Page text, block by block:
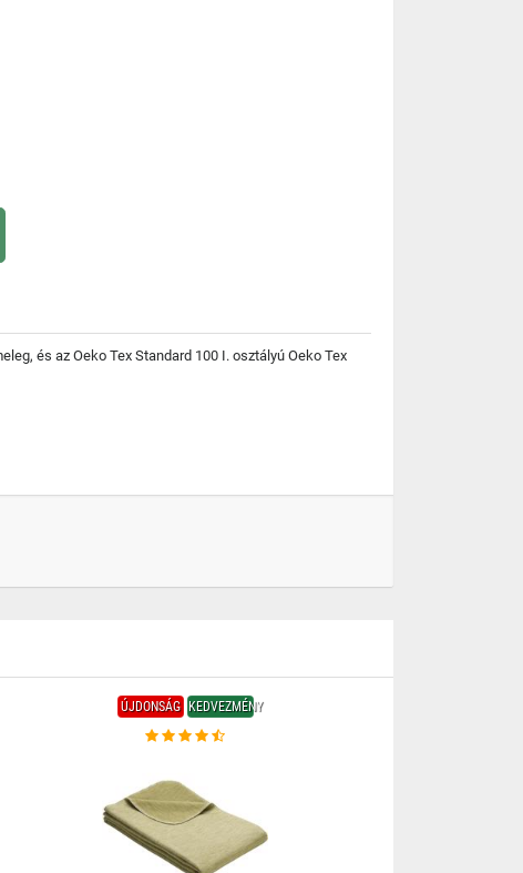
és az Oeko Tex Standard 100 I. osztályú Oeko Tex
ÚJDONSÁG KEDVEZMÉNY